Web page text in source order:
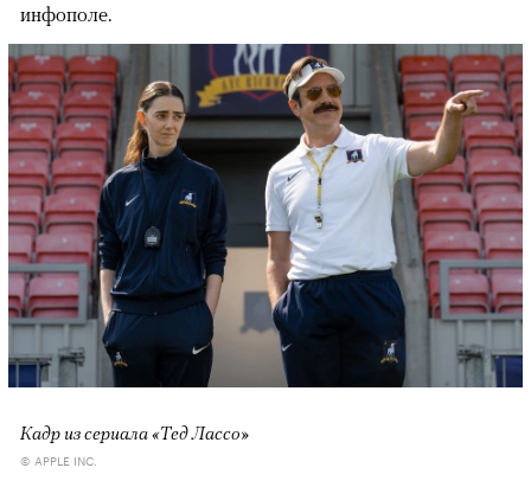
инфополе.
Кадр из сериала «Тед Лассо»
© APPLE INC.